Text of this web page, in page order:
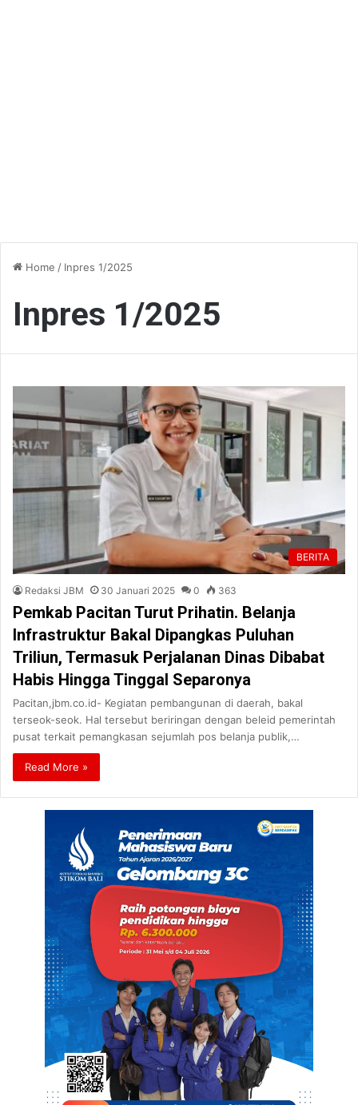
Home / Inpres 1/2025
Inpres 1/2025
BERITA
Redaksi JBM 30 Januari 2025 0 363
Pemkab Pacitan Turut Prihatin. Belanja
Infrastruktur Bakal Dipangkas Puluhan
Triliun, Termasuk Perjalanan Dinas Dibabat
Habis Hingga Tinggal Separonya
Pacitan,jbm.co.id- Kegiatan pembangunan di daerah, bakal
terseok-seok. Hal tersebut beriringan dengan beleid pemerintah
pusat terkait pemangkasan sejumlah pos belanja publik,…
Read More »